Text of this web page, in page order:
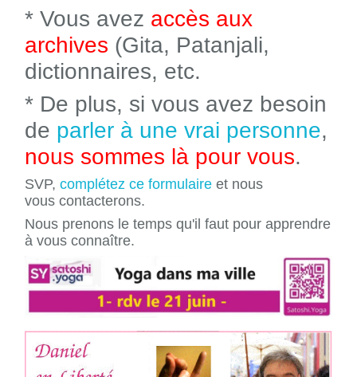
* Vous avez accès aux
archives (Gita, Patanjali,
dictionnaires, etc.
* De plus, si vous avez besoin
de parler à une vrai personne,
nous sommes là pour vous.
SVP, complétez ce formulaire et nous
vous contacterons.
Nous prenons le temps qu'il faut pour apprendre
à vous connaître.